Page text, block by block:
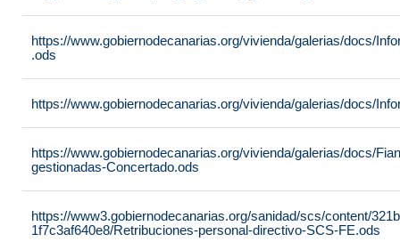
https://www.gobiernodecanarias.org/vivienda/galerias/docs/
.ods
https://www.gobiernodecanarias.org/vivienda/galerias/docs/
https://www.gobiernodecanarias.org/vivienda/galerias/docs/
gestionadas-Concertado.ods
https://www3.gobiernodecanarias.org/sanidad/scs/content/
1f7c3af640e8/Retribuciones-personal-directivo-SCS-FE.ods